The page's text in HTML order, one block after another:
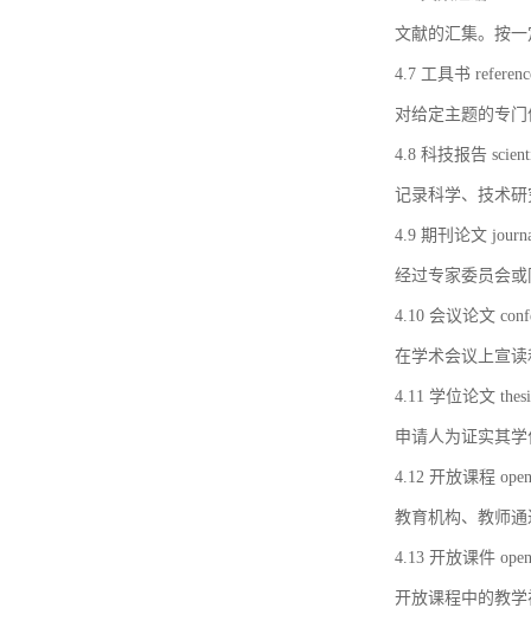
文献的汇集。按
4.7 工具书
对给定主题的专
4.8 科技报告
记录科学、技术
4.9 期刊论文
经过专家委员会
4.10 会议论文
在学术会议上宣
4.11 学位论文
申请人为证实其
4.12 开放课程
教育机构、教师
4.13 开放课件
开放课程中的教